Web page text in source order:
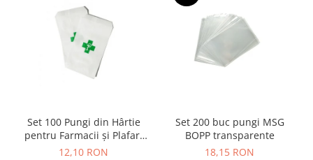
Set 100 Pungi din Hârtie
pentru Farmacii și Plafar,
Albe, Rezistente
12,10 RON
Set 200 buc pungi MSG
BOPP transparente
18,15 RON